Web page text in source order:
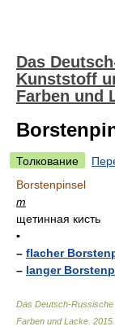
Das
Kunststoff
Farben und
Толкование
Borstenpinsel
m
щетинная кисть
▪
– flacher
– langer
Das Deutsch-Russische
Farben und Lacke 2015